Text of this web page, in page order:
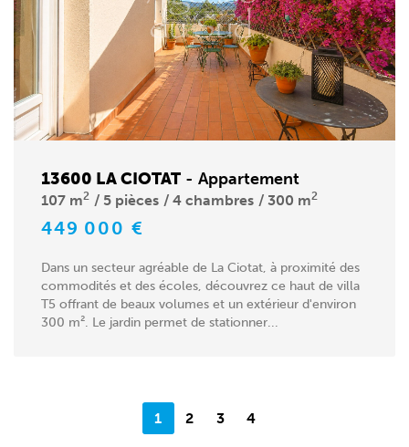
13600 LA CIOTAT - Appartement
107 m2 5 pièces 4 chambres 300 m2
449 000 €
Dans un secteur agréable de La Ciotat, à proximité des
commodités et des écoles, découvrez ce haut de villa
T5 offrant de beaux volumes et un extérieur d'environ
300 m². Le jardin permet de stationner...
1 2 3 4